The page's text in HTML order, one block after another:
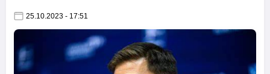
25.10.2023 - 17:51